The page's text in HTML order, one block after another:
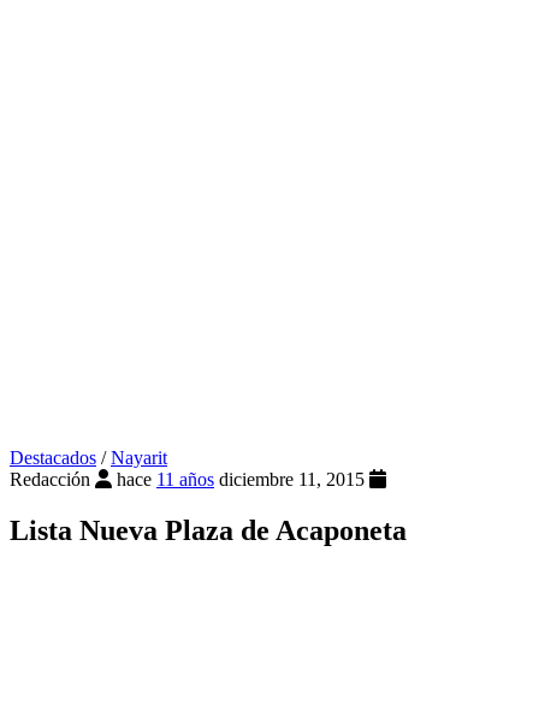
Destacados /Nayarit
Redacción
hace 11 años diciembre 11, 2015
Lista Nueva Plaza de Acaponeta